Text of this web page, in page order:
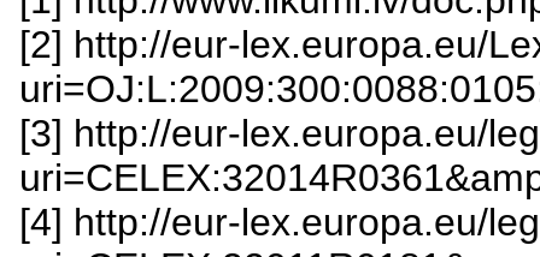
[2] http://eur-lex.europa.eu/
[3] http://eur-lex.europa.eu/
[4] http://eur-lex.europa.eu/